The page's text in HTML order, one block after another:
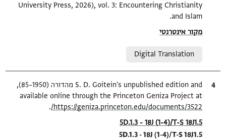
University Press, 2026), vol. 3: Encountering Christianity
and Islam.
Location in source
מקור אינטרנטי
Digital Translation
ציטוט
S. D. Goitein's unpublished edition and מהדורה (1950–85),
available online through the Princeton Geniza Project at
https://geniza.princeton.edu/documents/3522/
.
Location in source
5D.1.3 - 18J (1-4)/T-S 18J1.5
5D.1.3 - 18J (1-4)/T-S 18J1.5